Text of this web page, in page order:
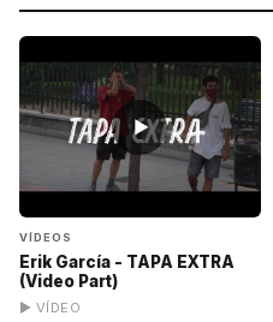
▶
VÍDEOS
Erik García - TAPA EXTRA
(Video Part)
▶ VÍDEO